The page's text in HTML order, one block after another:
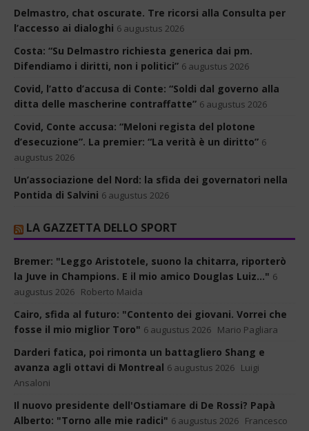
Delmastro, chat oscurate. Tre ricorsi alla Consulta per
l’accesso ai dialoghi 6 augustus 2026
Costa: “Su Delmastro richiesta generica dai pm.
Difendiamo i diritti, non i politici” 6 augustus 2026
Covid, l’atto d’accusa di Conte: “Soldi dal governo alla
ditta delle mascherine contraffatte” 6 augustus 2026
Covid, Conte accusa: “Meloni regista del plotone
d’esecuzione”. La premier: “La verità è un diritto” 6
augustus 2026
Un’associazione del Nord: la sfida dei governatori nella
Pontida di Salvini 6 augustus 2026
LA GAZZETTA DELLO SPORT
Bremer: "Leggo Aristotele, suono la chitarra, riporterò
la Juve in Champions. E il mio amico Douglas Luiz..." 6
augustus 2026 Roberto Maida
Cairo, sfida al futuro: "Contento dei giovani. Vorrei che
fosse il mio miglior Toro" 6 augustus 2026 Mario Pagliara
Darderi fatica, poi rimonta un battagliero Shang e
avanza agli ottavi di Montreal 6 augustus 2026 Luigi
Ansaloni
Il nuovo presidente dell'Ostiamare di De Rossi? Papà
Alberto: "Torno alle mie radici" 6 augustus 2026 Francesco